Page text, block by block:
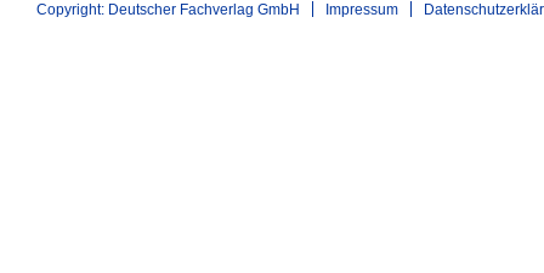
Copyright: Deutscher Fachverlag GmbH Impressum